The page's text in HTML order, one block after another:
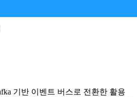
기반 이벤트 버스로 전환한 활용